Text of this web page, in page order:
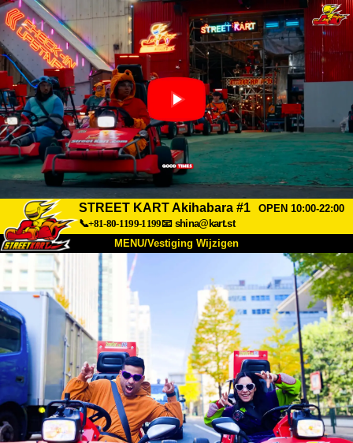
STREET KART Akihabara #1
OPEN 10:00-22:00
📞+81-80-1199-1199📧 shina@kart.st
MENU/Vestiging Wijzigen
Over Ons Specificaties Prijs
Bereikbaarheid Reviews Veelgestelde Vragen
Bedrijf Reserveren
Vestiging Wijzigen
Tokio Shinagawa Tokio Akihabara#1
Tokio Akihabara#2 Tokio Shibuya